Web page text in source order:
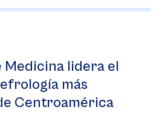
Medicina lidera el
más
Centroamérica